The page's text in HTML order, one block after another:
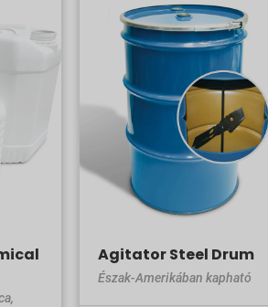
Agitator Steel Drum
Észak-Amerikában kapható